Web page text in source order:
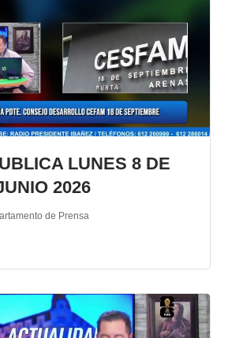
LUNES 8 DE
2026
de Prensa